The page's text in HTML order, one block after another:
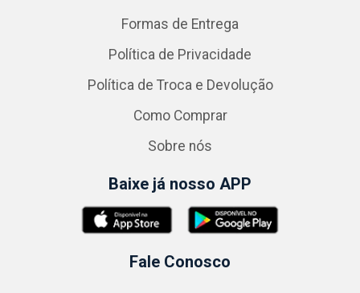
Formas de Entrega
Política de Privacidade
Política de Troca e Devolução
Como Comprar
Sobre nós
Baixe já nosso APP
Fale Conosco